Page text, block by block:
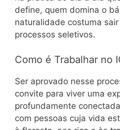
define, quem domina o
naturalidade costuma
processos seletivos.
Como é Trabalhar no
Ser aprovado nesse
convite para viver uma
profundamente
com pessoas cuja vida